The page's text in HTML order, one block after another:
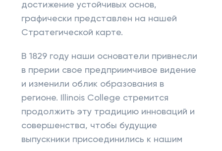
достижение устойчивых основ,
графически представлен на нашей
Стратегической карте.
В 1829 году наши основатели привнесли
в прерии свое предприимчивое видение
и изменили облик образования в
регионе. Illinois College стремится
продолжить эту традицию инноваций и
совершенства, чтобы будущие
выпускники присоединились к нашим